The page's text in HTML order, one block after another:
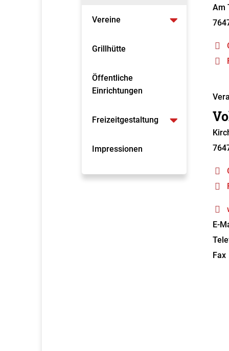
Vereine
Grillhütte
Öffentliche
Einrichtungen
Freizeitgestaltung
Impressionen
Am
E-
Fax